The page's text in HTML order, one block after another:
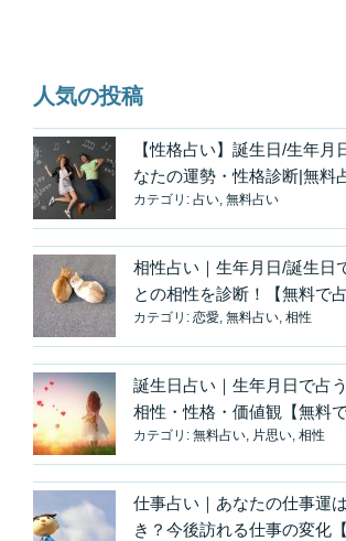
人気の投稿
【性格占い】誕生日/生年月
なたの運勢・性格診断|無料
カテゴリ: 占い, 無料占い
相性占い｜生年月日/誕生日
との相性を診断！【無料で占
カテゴリ: 恋愛, 無料占い, 相性
誕生日占い｜生年月日で占
相性・性格・価値観【無料で
カテゴリ: 無料占い, 片思い, 相性
仕事占い｜あなたの仕事運
き？今後訪れる仕事の変化【